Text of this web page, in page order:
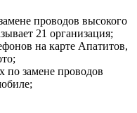
проводов высокого
21 организация;
на карте Апатитов,
по замене проводов